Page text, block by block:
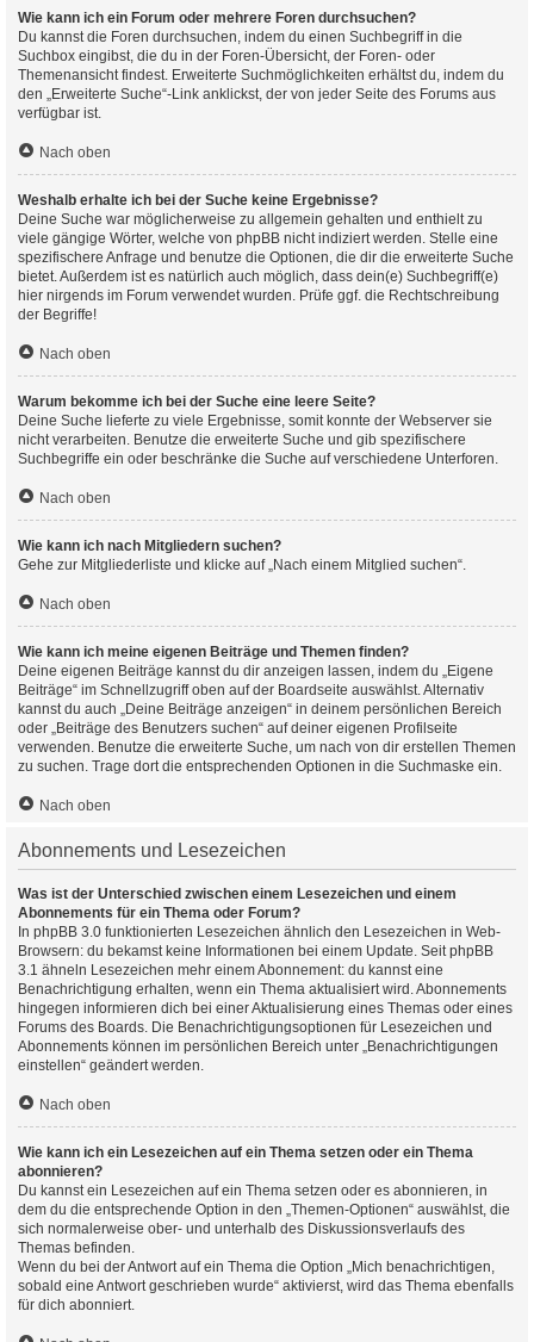
Wie kann ich ein Forum oder mehrere Foren durchsuchen?
Du kannst die Foren durchsuchen, indem du einen Suchbegriff in die
Suchbox eingibst, die du in der Foren-Übersicht, der Foren- oder
Themenansicht findest. Erweiterte Suchmöglichkeiten erhältst du, indem du
den „Erweiterte Suche“-Link anklickst, der von jeder Seite des Forums aus
verfügbar ist.
Nach oben
Weshalb erhalte ich bei der Suche keine Ergebnisse?
Deine Suche war möglicherweise zu allgemein gehalten und enthielt zu
viele gängige Wörter, welche von phpBB nicht indiziert werden. Stelle eine
spezifischere Anfrage und benutze die Optionen, die dir die erweiterte Suche
bietet. Außerdem ist es natürlich auch möglich, dass dein(e) Suchbegriff(e)
hier nirgends im Forum verwendet wurden. Prüfe ggf. die Rechtschreibung
der Begriffe!
Nach oben
Warum bekomme ich bei der Suche eine leere Seite?
Deine Suche lieferte zu viele Ergebnisse, somit konnte der Webserver sie
nicht verarbeiten. Benutze die erweiterte Suche und gib spezifischere
Suchbegriffe ein oder beschränke die Suche auf verschiedene Unterforen.
Nach oben
Wie kann ich nach Mitgliedern suchen?
Gehe zur Mitgliederliste und klicke auf „Nach einem Mitglied suchen“.
Nach oben
Wie kann ich meine eigenen Beiträge und Themen finden?
Deine eigenen Beiträge kannst du dir anzeigen lassen, indem du „Eigene
Beiträge“ im Schnellzugriff oben auf der Boardseite auswählst. Alternativ
kannst du auch „Deine Beiträge anzeigen“ in deinem persönlichen Bereich
oder „Beiträge des Benutzers suchen“ auf deiner eigenen Profilseite
verwenden. Benutze die erweiterte Suche, um nach von dir erstellen Themen
zu suchen. Trage dort die entsprechenden Optionen in die Suchmaske ein.
Nach oben
Abonnements und Lesezeichen
Was ist der Unterschied zwischen einem Lesezeichen und einem
Abonnements für ein Thema oder Forum?
In phpBB 3.0 funktionierten Lesezeichen ähnlich den Lesezeichen in Web-
Browsern: du bekamst keine Informationen bei einem Update. Seit phpBB
3.1 ähneln Lesezeichen mehr einem Abonnement: du kannst eine
Benachrichtigung erhalten, wenn ein Thema aktualisiert wird. Abonnements
hingegen informieren dich bei einer Aktualisierung eines Themas oder eines
Forums des Boards. Die Benachrichtigungsoptionen für Lesezeichen und
Abonnements können im persönlichen Bereich unter „Benachrichtigungen
einstellen“ geändert werden.
Nach oben
Wie kann ich ein Lesezeichen auf ein Thema setzen oder ein Thema
abonnieren?
Du kannst ein Lesezeichen auf ein Thema setzen oder es abonnieren, in
dem du die entsprechende Option in den „Themen-Optionen“ auswählst, die
sich normalerweise ober- und unterhalb des Diskussionsverlaufs des
Themas befinden.
Wenn du bei der Antwort auf ein Thema die Option „Mich benachrichtigen,
sobald eine Antwort geschrieben wurde“ aktivierst, wird das Thema ebenfalls
für dich abonniert.